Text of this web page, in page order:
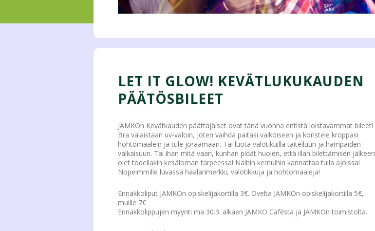
LET IT GLOW! KEVÄTLUKUKAUDEN
PÄÄTÖSBILEET
JAMKOn Kevätkauden päättäjäiset ovat tänä vuonna entistä loistavammat bileet!
Bra valaistaan uv-valoin, joten vaihda paitasi valkoiseen ja koristele kroppasi
hohtomaalein ja tule joraamaan. Tai luota valotikuilla taiteiluun ja hampaiden
valkaisuun. Tai ihan mitä vaan, kunhan pidät huolen, että illan bilettämisen jälkeen
olet todellakin kesäloman tarpeessa! Näihin kemuihin kannattaa tulla ajoissa!
Nopeimmille luvassa haalarimerkki, valotikkuja ja hohtomaaleja!
Ennakkoliput JAMKOn opiskelijakortilla 3€. Ovelta JAMKOn opiskelijakortilla 5€,
muille 7€
Ennakkolippujen myynti ma 30.3. alkaen JAMKO Cafésta ja JAMKOn toimistolta.